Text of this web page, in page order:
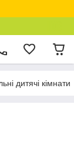
дитячі кімнати